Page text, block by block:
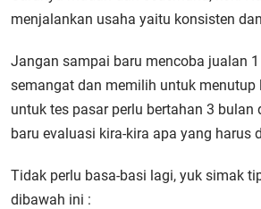
menjalankan usaha yaitu konsisten
Jangan sampai baru mencoba jualan
semangat dan memilih untuk menutup
untuk tes pasar perlu bertahan 3 bulan
baru evaluasi kira-kira apa yang harus
Tidak perlu basa-basi lagi, yuk simak
dibawah ini :